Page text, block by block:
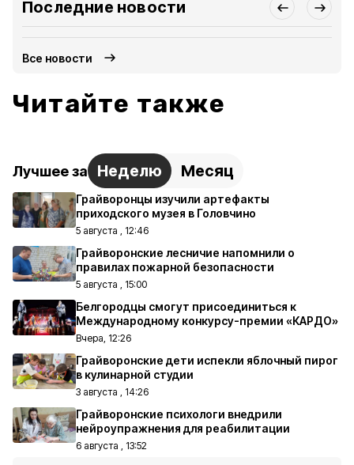
Последние новости
Все новости
Читайте также
Лучшее за Неделю Месяц
Грайворонцы изучили артефакты
приходского музея в Головчино
5 августа , 12:46
Грайворонские лесничие напомнили о
правилах пожарной безопасности
5 августа , 15:00
Белгородцы смогут присоединиться к
Международному конкурсу-премии «КАРДО»
Вчера, 12:26
Грайворонские дети испекли яблочный пирог
в кулинарной студии
3 августа , 14:26
Грайворонские психологи внедрили
нейроупражнения для реабилитации
6 августа , 13:52